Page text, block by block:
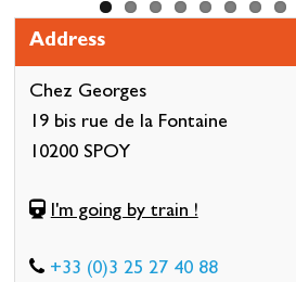
Address
Chez Georges
19 bis rue de la Fontaine
10200 SPOY
I'm going by train !
+33 (0)3 25 27 40 88